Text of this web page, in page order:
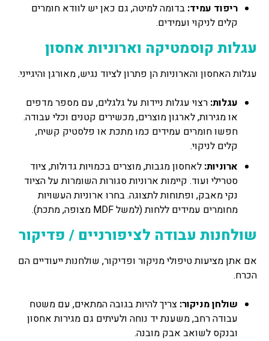
ריפוד עמיד: בדומה למיטה, גם כאן יש לוודא חומרים
קלים לניקוי ועמידים.
עגלות קוסמטיקה וארוניות אחסון
עגלות האחסון והארוניות הן פתרון לציוד נגיש, מאורגן והיגייני.
עגלות: רצוי עגלות ניידות על גלגלים, עם מספר מדפים
או מגירות, לארגון מוצרים, מכשירים קטנים וכלי עבודה.
חפשו חומרים עמידים כמו מתכת או פלסטיק קשיח,
קלים לניקוי.
ארוניות: לאחסון מגבות, מוצרים בכמויות גדולות, ציוד
סטרילי ועוד. קיימות ארוניות סגורות השומרות על הציוד
נקי מאבק, ופתוחות לתצוגה. בחרו ארוניות העשויות
מחומרים עמידים ללחות (למשל MDF מצופה, מתכת).
שולחנות עבודה לציפורניים / פדיקור
אם אתן מציעות טיפולי מניקור ופדיקור, שולחנות ייעודיים הם
הכרח.
שולחן מניקור: צריך להיות בגובה המתאים, עם משטח
עבודה רחב, משענת יד נוחה ולעיתים גם מגירות אחסון
ובנקס לשואב אבק מובנה.